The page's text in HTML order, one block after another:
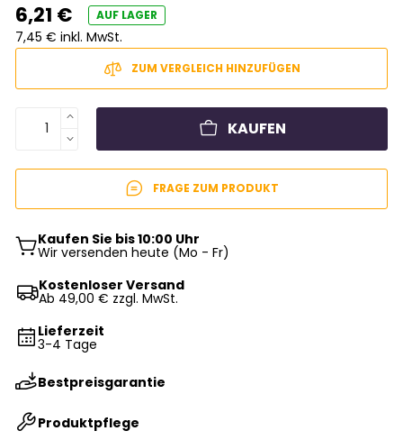
6,21 € AUF LAGER
7,45 € inkl. MwSt.
ZUM VERGLEICH HINZUFÜGEN
KAUFEN
FRAGE ZUM PRODUKT
Kaufen Sie bis 10:00 Uhr
Wir versenden heute (Mo - Fr)
Kostenloser Versand
Ab 49,00 € zzgl. MwSt.
Lieferzeit
3-4 Tage
Bestpreisgarantie
Produktpflege